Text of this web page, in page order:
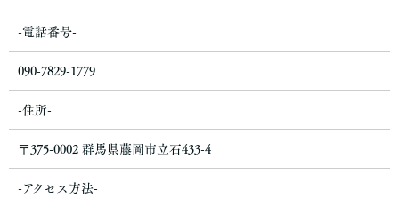
-電話番号-
090-7829-1779
-住所-
〒375-0002 群馬県藤岡市立石433-4
-アクセス方法-